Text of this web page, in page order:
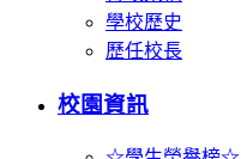
學校歷史
歷任校長
校園資訊